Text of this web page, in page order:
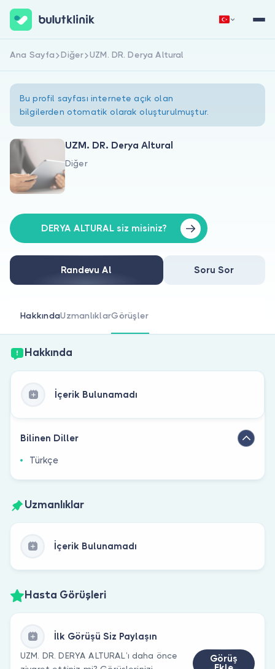
Hakkımızda
Doktorlar için
Doktor musunuz?
Hemen Kaydol Giriş Yap
Ana Sayfa Diğer UZM. DR. Derya Altural
Bu profil sayfası internete açık olan
bilgilerden otomatik olarak oluşturulmuştur.
UZM. DR. Derya Altural
Diğer
DERYA ALTURAL siz misiniz?
Randevu Al Soru Sor
HakkındaUzmanlıklarGörüşler
Hakkında
İçerik Bulunamadı
Bilinen Diller
Türkçe
Uzmanlıklar
İçerik Bulunamadı
Hasta Görüşleri
İlk Görüşü Siz Paylaşın
UZM. DR. DERYA ALTURAL’ı daha önce
Görüş